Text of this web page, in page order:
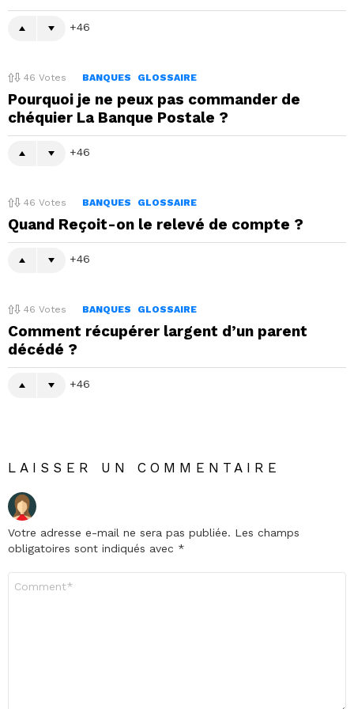
46
46 Votes BANQUES GLOSSAIRE
Pourquoi je ne peux pas commander de
chéquier La Banque Postale ?
46
46 Votes BANQUES GLOSSAIRE
Quand Reçoit-on le relevé de compte ?
46
46 Votes BANQUES GLOSSAIRE
Comment récupérer largent d’un parent
décédé ?
46
LAISSER UN COMMENTAIRE
Votre adresse e-mail ne sera pas publiée. Les champs
obligatoires sont indiqués avec *